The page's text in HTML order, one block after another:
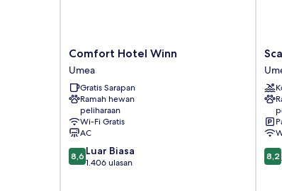
Comfort
Hotel
Winn
Umea
Comfort Hotel Winn
Umea
Gratis Sarapan
Ramah hewan
peliharaan
Wi-Fi Gratis
AC
8.6
dari
8,6 Luar Biasa
1.406 ulasan
Syd
8.2
dari
8,2